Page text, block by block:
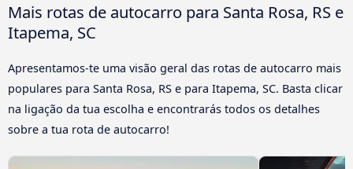
Mais rotas de autocarro para Santa Rosa, RS e
Itapema, SC
Apresentamos-te uma visão geral das rotas de autocarro mais
populares para Santa Rosa, RS e para Itapema, SC. Basta clicar
na ligação da tua escolha e encontrarás todos os detalhes
sobre a tua rota de autocarro!